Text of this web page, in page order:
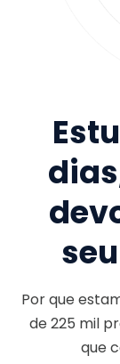
Por que
de225 mil
que